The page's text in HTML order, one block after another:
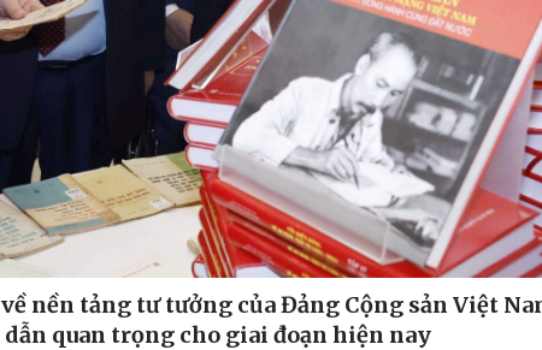
nền tảng tư tưởng của Đảng Cộng sản Việt
quan trọng cho giai đoạn hiện nay